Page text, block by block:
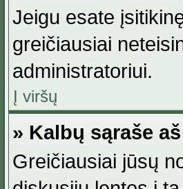
Jeigu esate
greičiausiai
administratoriui.
Į viršų
» Kalbų sąraše
Greičiausiai jūsų